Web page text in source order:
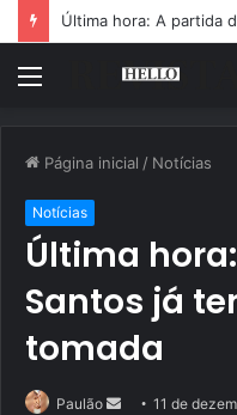
Menu
Página inicial / Notícias
Notícias
Última
Santos já
tomada
Paulão
Mande11 de